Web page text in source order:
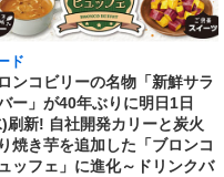
ド
ンコビリーの名物「新鮮サラ
ー」が40年ぶりに明日1日
刷新! 自社開発カリーと炭火
焼き芋を追加した「ブロンコ
ッフェ」に進化～ドリンクバ